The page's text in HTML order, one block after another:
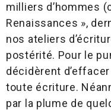
milliers d’hommes
Renaissances »,
nos ateliers
postérité. Pour le
décidèrent
toute écriture.
par la plume de